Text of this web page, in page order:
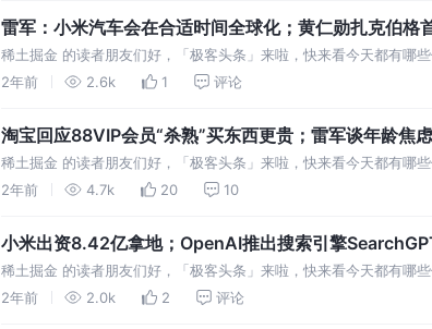
雷军：小米汽车会在合适时间全球化；黄仁勋扎克伯
用户密码丢失| 极客头条
稀土掘金 的读者朋友们好，「极客头条」来啦，快来看今天都有哪
米汽车会在合适的时间全球化 阿里国际自研Agent框架支持巴黎奥运
2年前 2.6k 1 评论
淘宝回应88VIP会员“杀熟”买东西更贵；雷军谈年龄
稀土掘金 的读者朋友们好，「极客头条」来啦，快来看今天都有哪
龄焦虑：一个人心态的年轻最重要 淘宝回应88VIP会员“杀熟”买东西更
2年前 4.7k 20 10
小米出资8.42亿拿地；OpenAI推出搜索引擎
稀土掘金 的读者朋友们好，「极客头条」来啦，快来看今天都有哪
蔚来 「千站计划」 迟缓问题：最多推迟一两个月 小米8.42亿拿下北
2年前 2.0k 2 评论